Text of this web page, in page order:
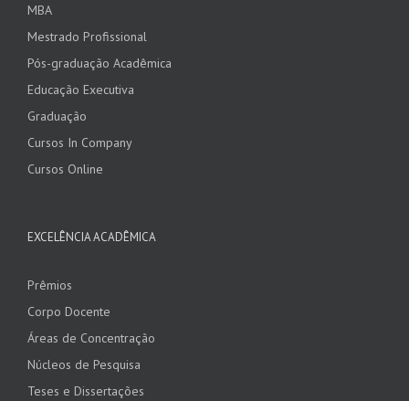
MBA
Mestrado Profissional
Pós-graduação Acadêmica
Educação Executiva
Graduação
Cursos In Company
Cursos Online
EXCELÊNCIA ACADÊMICA
Prêmios
Corpo Docente
Áreas de Concentração
Núcleos de Pesquisa
Teses e Dissertações